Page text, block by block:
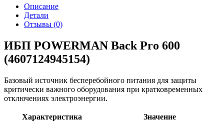
Описание
Детали
Отзывы (0)
ИБП POWERMAN Back Pro 600
(4607124945154)
Базовый источник бесперебойного питания для защиты
критически важного оборудования при кратковременных
отключениях электроэнергии.
Характеристика Значение